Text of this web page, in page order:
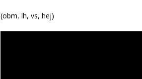
(obm, lh, vs, hej)